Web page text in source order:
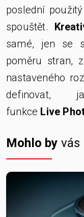
poslední
spouštět.
samé, jen se
poměru stran,
nastaveného
funkce Live
Mohlo by vás